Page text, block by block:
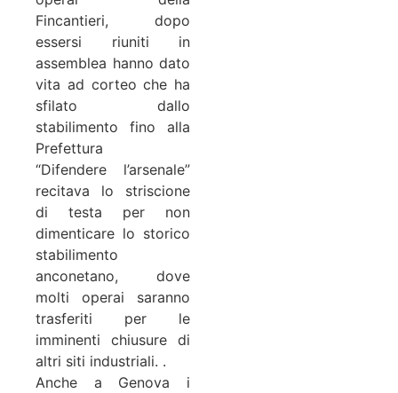
Fincantieri, dopo
essersi riuniti in
assemblea hanno dato
vita ad corteo che ha
sfilato dallo
stabilimento fino alla
Prefettura
“Difendere l’arsenale”
recitava lo striscione
di testa per non
dimenticare lo storico
stabilimento
anconetano, dove
molti operai saranno
trasferiti per le
imminenti chiusure di
altri siti industriali. .
Anche a Genova i